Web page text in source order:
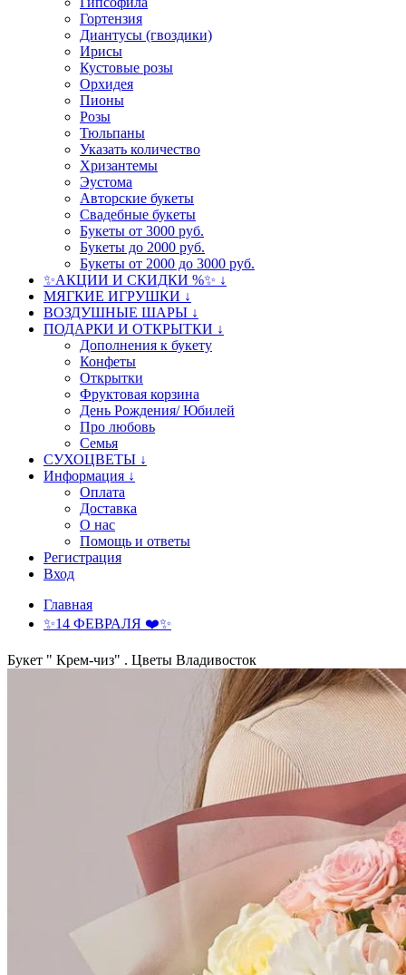
Гортензия​
Диантусы (гвоздики)
Ирисы
Кустовые розы
Орхидея
Пионы
Розы
Тюльпаны
Указать количество
Хризантемы
Эустома
Авторские букеты
Свадебные букеты
Букеты от 3000 руб.
Букеты до 2000 руб.
Букеты от 2000 до 3000 руб.
✨АКЦИИ И СКИДКИ %✨ ↓
МЯГКИЕ ИГРУШКИ ↓
ВОЗДУШНЫЕ ШАРЫ ↓
ПОДАРКИ И ОТКРЫТКИ ↓
Дополнения к букету
Конфеты
Открытки
Фруктовая корзина
День Рождения/ Юбилей
Про любовь
Семья
СУХОЦВЕТЫ ↓
Информация ↓
Оплата
Доставка
О нас
Помощь и ответы
Регистрация
Вход
Главная
✨14 ФЕВРАЛЯ ❤️✨
Букет " Крем-чиз" . Цветы Владивосток